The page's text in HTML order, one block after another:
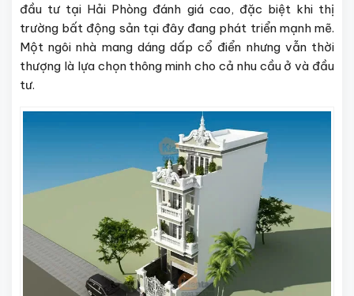
đầu tư tại Hải Phòng đánh giá cao, đặc biệt khi thị
trường bất động sản tại đây đang phát triển mạnh mẽ.
Một ngôi nhà mang dáng dấp cổ điển nhưng vẫn thời
thượng là lựa chọn thông minh cho cả nhu cầu ở và đầu
tư.